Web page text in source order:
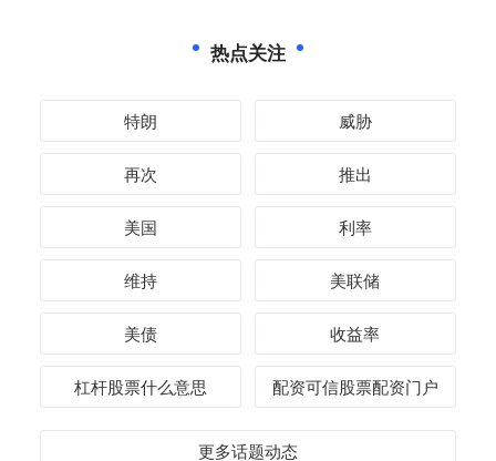
热点关注
特朗 威胁
再次 推出
美国 利率
维持 美联储
美债 收益率
杠杆股票什么意思 配资可信股票配资门户
更多话题动态